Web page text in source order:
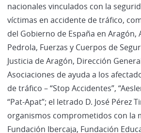
nacionales vinculados con la
víctimas en accidente de tráfico,
del Gobierno de España en
Pedrola, Fuerzas y Cuerpos de
Justicia de Aragón, Dirección
Asociaciones de ayuda a los
de tráfico – “Stop Accidentes”,
“Pat-Apat”; el letrado D. José Pérez
organismos comprometidos con la
Fundación Ibercaja, Fundación